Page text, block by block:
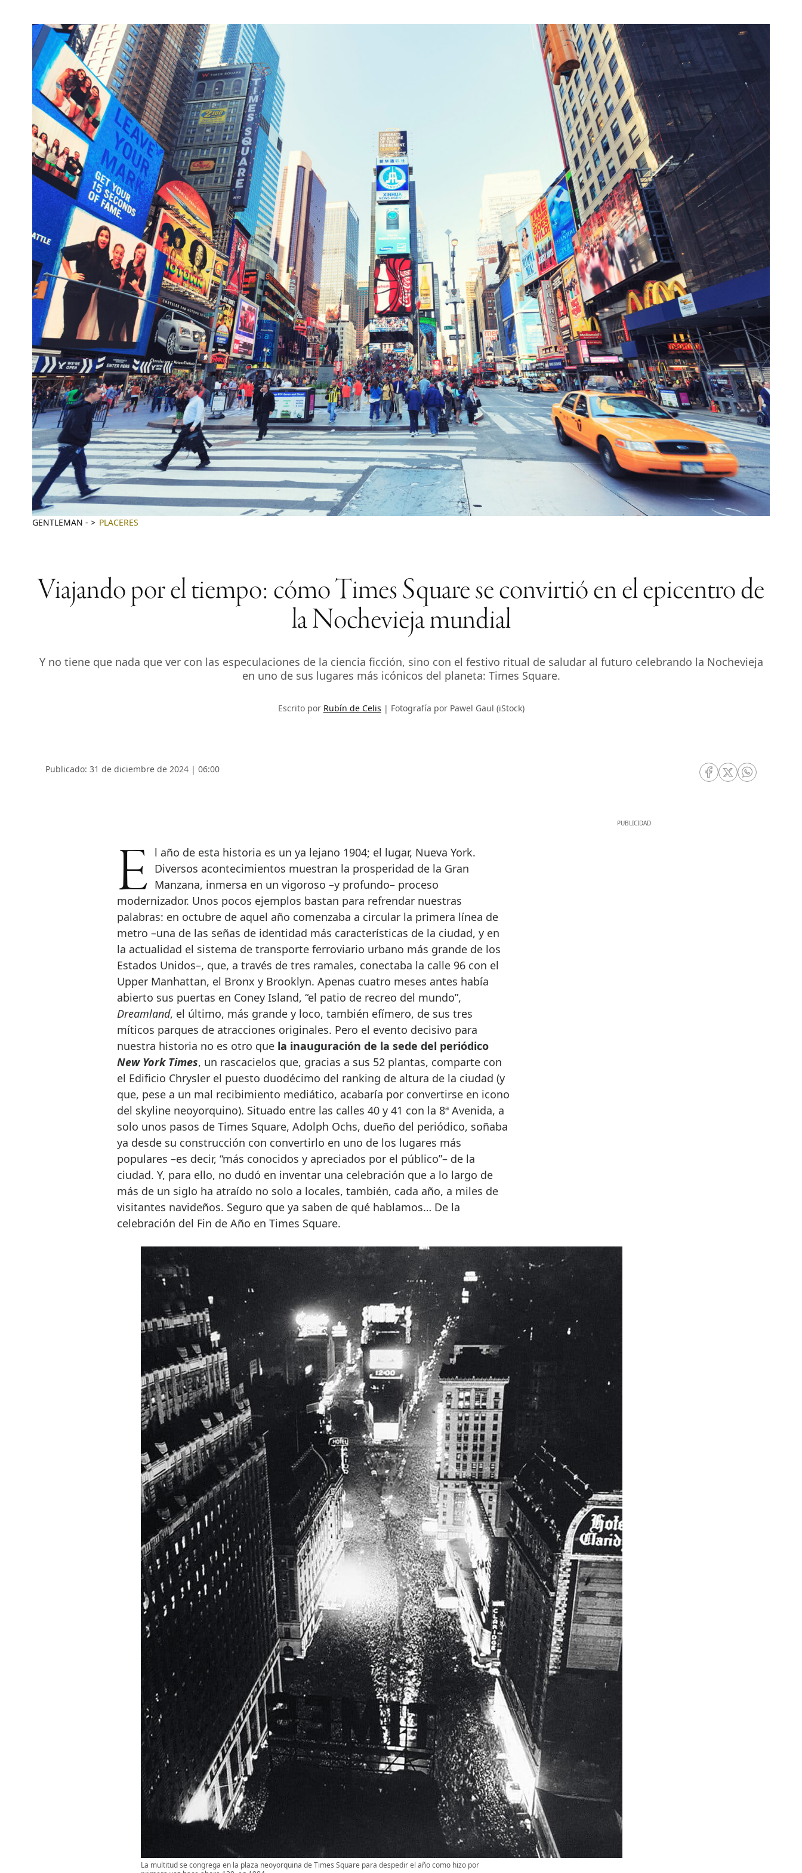
GENTLEMAN - PLACERES
Viajando por el tiempo: cómo Times Square se convirtió en el epicentro de
la Nochevieja mundial
Y no tiene que nada que ver con las especulaciones de la ciencia ficción, sino con el festivo ritual de saludar al futuro celebrando la Nochevieja
en uno de sus lugares más icónicos del planeta: Times Square.
Escrito por Rubín de Celis Fotografía por Pawel Gaul (iStock)
Publicado: 31 de diciembre de 2024 | 06:00
RRSS Facebook
RRSS Twitter
RRSS
El año de esta historia es un ya lejano 1904; el lugar, Nueva York. Diversos acontecimientos muestran la prosperidad de la Gran
Manzana, inmersa en un vigoroso –y profundo– proceso
modernizador. Unos pocos ejemplos bastan para refrendar nuestras
palabras: en octubre de aquel año comenzaba a circular la primera línea de
metro –una de las señas de identidad más características de la ciudad, y en
la actualidad el sistema de transporte ferroviario urbano más grande de los
Estados Unidos–, que, a través de tres ramales, conectaba la calle 96 con el
Upper Manhattan, el Bronx y Brooklyn. Apenas cuatro meses antes había
abierto sus puertas en Coney Island, “el patio de recreo del mundo”,
Dreamland, el último, más grande y loco, también efímero, de sus tres
míticos parques de atracciones originales. Pero el evento decisivo para
nuestra historia no es otro quela inauguración de la sede del periódico
New York Times, un rascacielos que, gracias a sus 52 plantas, comparte con
el Edificio Chrysler el puesto duodécimo del ranking de altura de la ciudad (y
que, pese a un mal recibimiento mediático, acabaría por convertirse en icono
del skyline neoyorquino). Situado entre las calles 40 y 41 con la 8ª Avenida, a
solo unos pasos de Times Square, Adolph Ochs, dueño del periódico, soñaba
ya desde su construcción con convertirlo en uno de los lugares más
populares –es decir, “más conocidos y apreciados por el público”– de la
ciudad. Y, para ello, no dudó en inventar una celebración que a lo largo de
más de un siglo ha atraído no solo a locales, también, cada año, a miles de
visitantes navideños. Seguro que ya saben de qué hablamos… De la
celebración del Fin de Año en Times Square.
La multitud se congrega en la plaza neoyorquina de Times Square para despedir el año como hizo por